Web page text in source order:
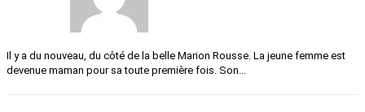
Il y a du nouveau, du côté de la belle Marion Rousse. La jeune femme est
devenue maman pour sa toute première fois. Son...